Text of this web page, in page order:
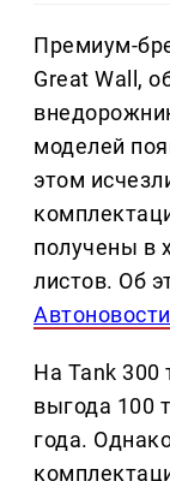
Премиум-
Great Wall,
моделей
этом
получены в
листов. Об
На Tank 300
выгода 100
года.